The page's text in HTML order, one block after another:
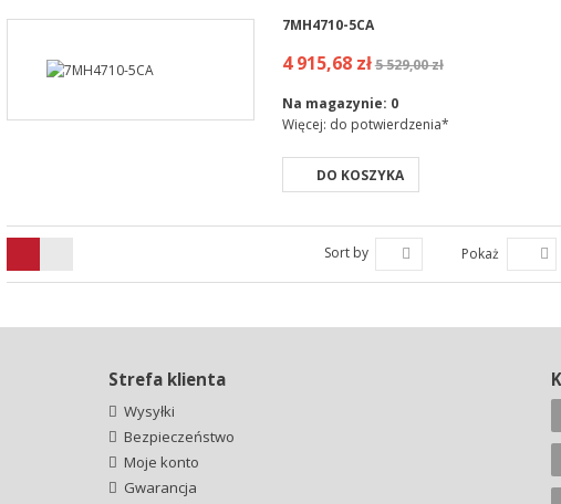
7MH4710-5CA
4 915,68 zł5 529,00 zł
Na magazynie: 0
Więcej: do potwierdzenia*
DO KOSZYKA
Sort by Pokaż
Strefa klienta
Wysyłki
Bezpieczeństwo
Moje konto
Gwarancja